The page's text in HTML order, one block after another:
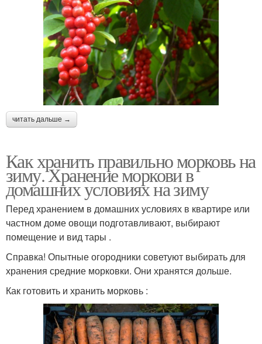
читать дальше →
Как хранить правильно морковь на
зиму. Хранение моркови в
домашних условиях на зиму
Перед хранением в домашних условиях в квартире или
частном доме овощи подготавливают, выбирают
помещение и вид тары .
Справка! Опытные огородники советуют выбирать для
хранения средние морковки. Они хранятся дольше.
Как готовить и хранить морковь :